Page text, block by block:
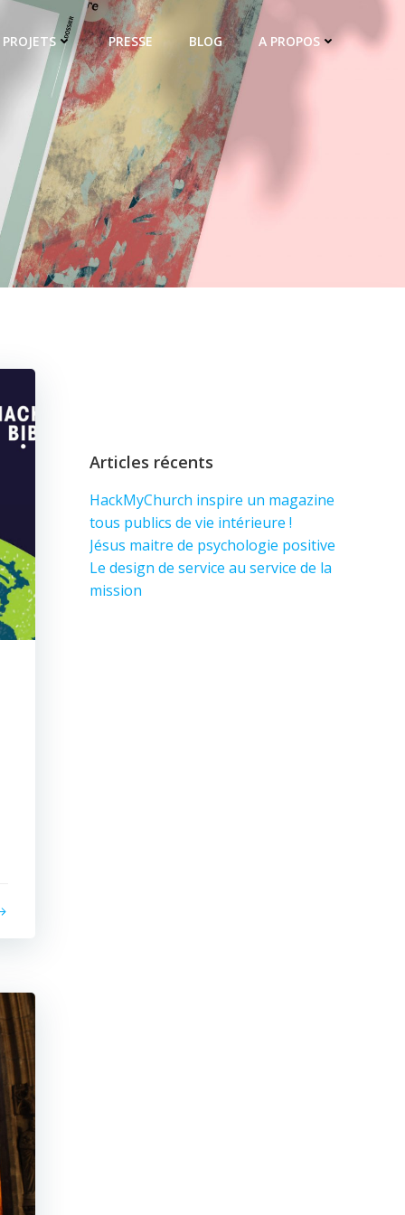
PROJETS PRESSE BLOG A PROPOS
Articles récents
HackMyChurch inspire un magazine
tous publics de vie intérieure !
Jésus maitre de psychologie positive
Le design de service au service de la
mission